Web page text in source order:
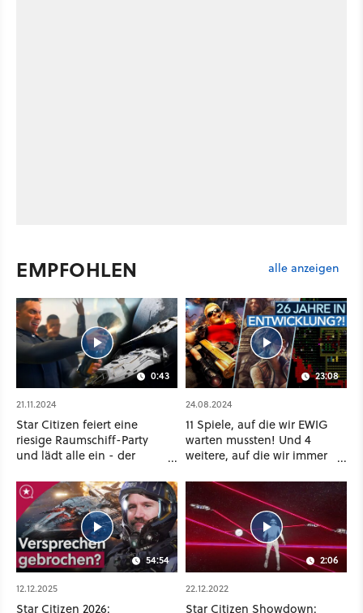
EMPFOHLEN alle anzeigen
0:43
21.11.2024
Star Citizen feiert eine
riesige Raumschiff-Party
und lädt alle ein - der
23:08
24.08.2024
11 Spiele, auf die wir EWIG
warten mussten! Und 4
weitere, auf die wir immer
54:54
12.12.2025
Star Citizen 2026:
2:06
22.12.2022
Star Citizen Showdown: